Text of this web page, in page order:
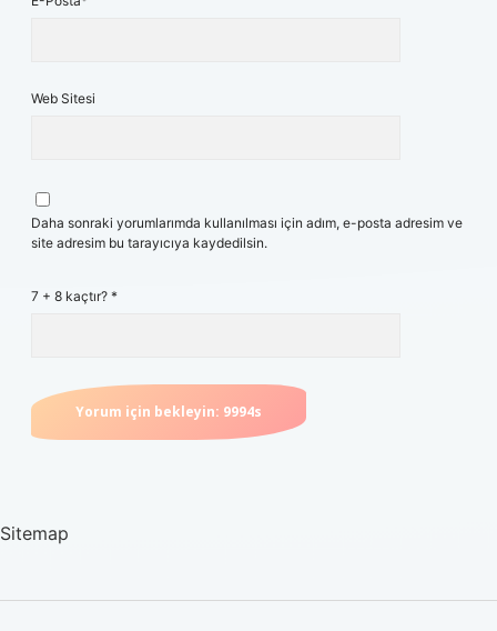
Web Sitesi
Daha sonraki yorumlarımda kullanılması için adım, e-posta adresim ve
site adresim bu tarayıcıya kaydedilsin.
7 + 8 kaçtır? *
Sitemap